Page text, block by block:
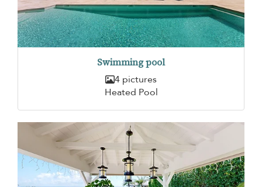
Swimming pool
4 pictures
Heated Pool